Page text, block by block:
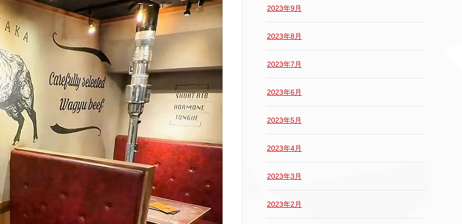
2023年9月
2023年8月
2023年7月
2023年6月
2023年5月
2023年4月
2023年3月
2023年2月